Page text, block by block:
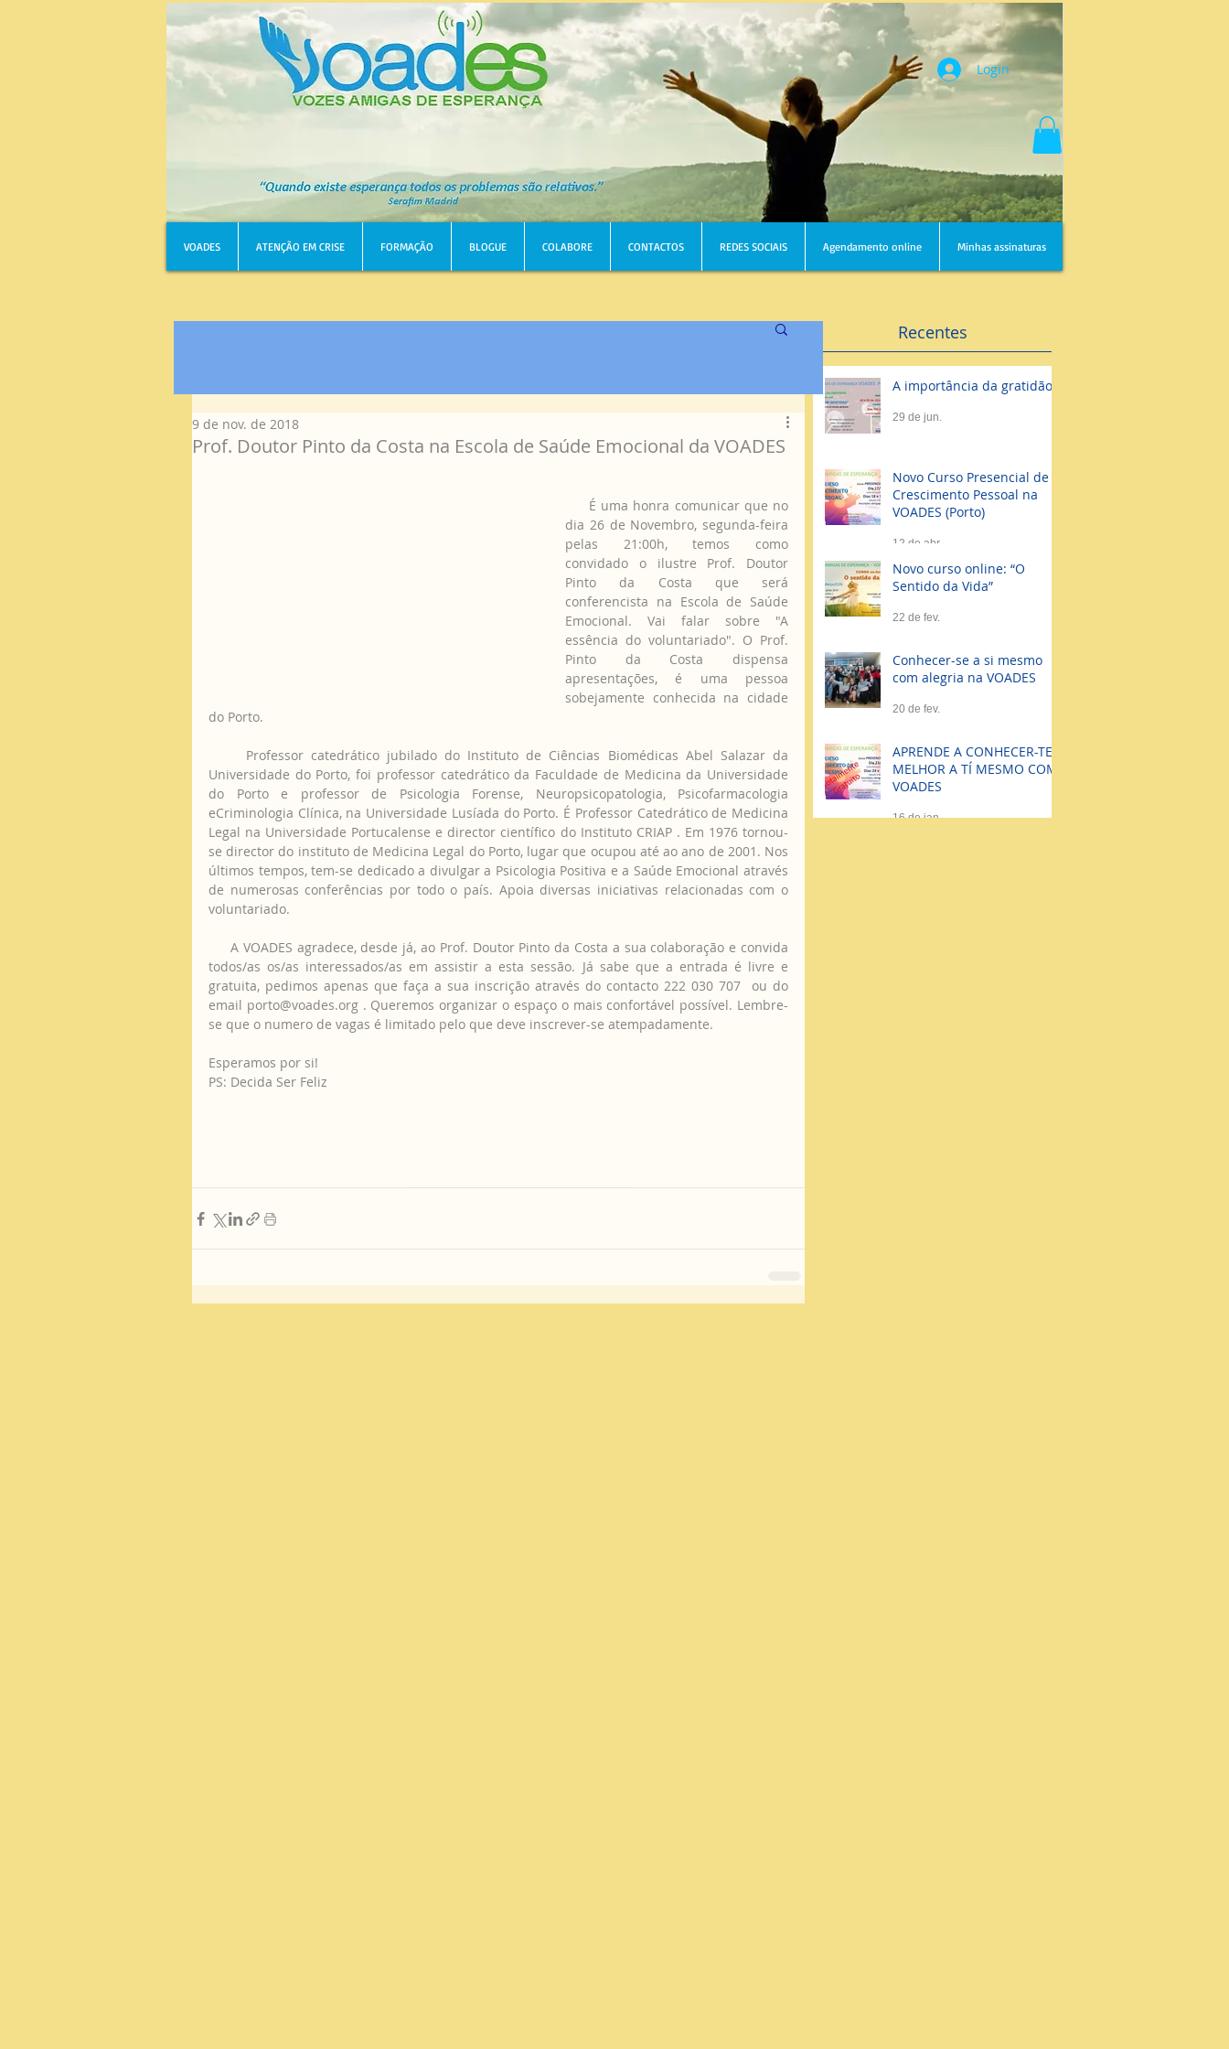
Login
VOADES ATENÇÃO EM CRISE FORMAÇÃO BLOGUE COLABORE CONTACTOS REDES SOCIAIS Agendamento online Minhas assinaturas
Recentes
A importância da gratidão
29 de jun.
Novo Curso Presencial de
Crescimento Pessoal na
VOADES (Porto)
12 de abr.
Novo curso online: “O
Sentido da Vida”
22 de fev.
Conhecer-se a si mesmo
com alegria na VOADES
20 de fev.
APRENDE A CONHECER-TE
MELHOR A TÍ MESMO COM
VOADES
16 de jan.
Prof. Doutor Pinto da Costa na Escola de Saúde Emocional da VOADES
9 de nov. de 2018
dia 26 de Novembro, segunda-feira
pelas 21:00h, temos como
convidado o ilustre Prof. Doutor
Pinto da Costa que será
conferencista na Escola de Saúde
Emocional. Vai falar sobre "A
essência do voluntariado". O Prof.
Pinto da Costa dispensa
apresentações, é uma pessoa
sobejamente conhecida na cidade
do Porto.
Universidade do Porto, foi professor catedrático da Faculdade de Medicina da Universidade
do Porto e professor de Psicologia Forense, Neuropsicopatologia, Psicofarmacologia
eCriminologia Clínica, na Universidade Lusíada do Porto. É Professor Catedrático de Medicina
Legal na Universidade Portucalense e director científico do Instituto CRIAP . Em 1976 tornou-
se director do instituto de Medicina Legal do Porto, lugar que ocupou até ao ano de 2001. Nos
últimos tempos, tem-se dedicado a divulgar a Psicologia Positiva e a Saúde Emocional através
de numerosas conferências por todo o país. Apoia diversas iniciativas relacionadas com o
voluntariado.
todos/as os/as interessados/as em assistir a esta sessão. Já sabe que a entrada é livre e
gratuita, pedimos apenas que faça a sua inscrição através do contacto 222 030 707  ou do
email porto@voades.org . Queremos organizar o espaço o mais confortável possível. Lembre-
se que o numero de vagas é limitado pelo que deve inscrever-se atempadamente.
Esperamos por si!
PS: Decida Ser Feliz